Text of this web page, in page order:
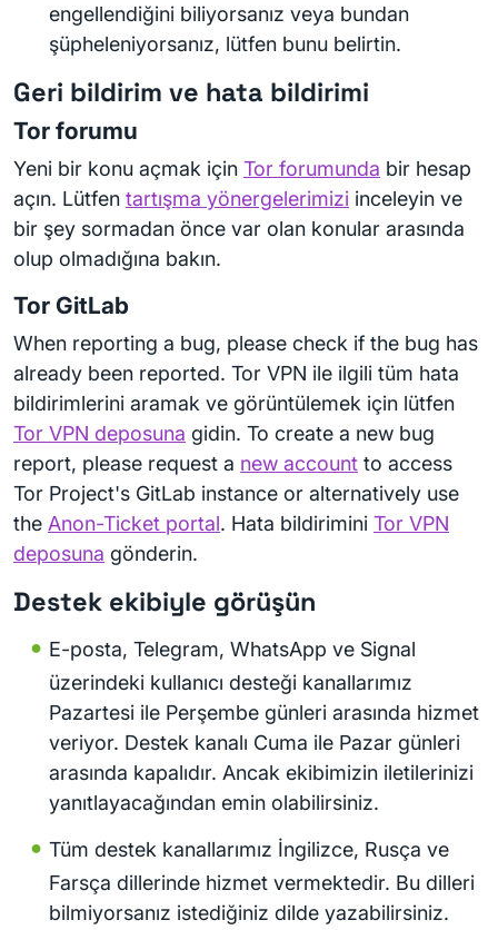
engellendiğini biliyorsanız veya bundan
şüpheleniyorsanız, lütfen bunu belirtin.
Geri bildirim ve hata bildirimi
Tor forumu
Yeni bir konu açmak için Tor forumunda bir hesap
açın. Lütfen tartışma yönergelerimizi inceleyin ve
bir şey sormadan önce var olan konular arasında
olup olmadığına bakın.
Tor GitLab
When reporting a bug, please check if the bug has
already been reported. Tor VPN ile ilgili tüm hata
bildirimlerini aramak ve görüntülemek için lütfen
Tor VPN deposuna gidin. To create a new bug
report, please request a new account to access
Tor Project's GitLab instance or alternatively use
the Anon-Ticket portal. Hata bildirimini Tor VPN
deposuna gönderin.
Destek ekibiyle görüşün
E-posta, Telegram, WhatsApp ve Signal
üzerindeki kullanıcı desteği kanallarımız
Pazartesi ile Perşembe günleri arasında hizmet
veriyor. Destek kanalı Cuma ile Pazar günleri
arasında kapalıdır. Ancak ekibimizin iletilerinizi
yanıtlayacağından emin olabilirsiniz.
Tüm destek kanallarımız İngilizce, Rusça ve
Farsça dillerinde hizmet vermektedir. Bu dilleri
bilmiyorsanız istediğiniz dilde yazabilirsiniz.